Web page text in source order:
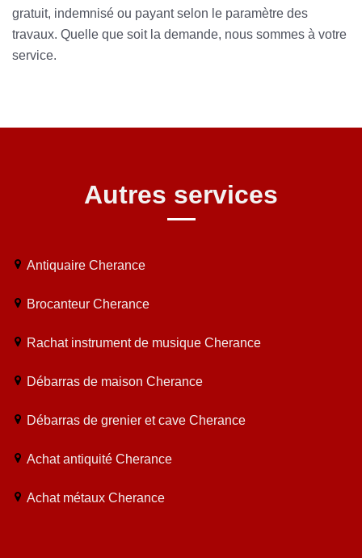
gratuit, indemnisé ou payant selon le paramètre des
travaux. Quelle que soit la demande, nous sommes à votre
service.
Autres services
Antiquaire Cherance
Brocanteur Cherance
Rachat instrument de musique Cherance
Débarras de maison Cherance
Débarras de grenier et cave Cherance
Achat antiquité Cherance
Achat métaux Cherance